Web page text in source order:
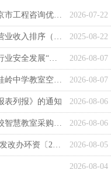
2026-07-22
喜讯！京延工程咨询有限公司在2026年北京市工程咨询优秀成果评选中喜获二等奖两项、三等奖九项！
2025-08-22
喜讯！我单位在《2024年度工程咨询单位营业收入排序（中型单位前100名）》排名全国39位！《2024年度工程咨询民营企业营业收入排序（前100名）》排名全国47位！
2026-08-07
工业和信息化部关于印发《民用爆炸物品行业安全发展“十五五”规划》的通知
2026-08-07
京延工程咨询有限公司关于贺州市八步区桂岭中学教室空调专线改造项目竞争性磋商公告
2026-08-06
表列报》的通知
2026-08-06
京延工程咨询有限公司关于八步区城区学校智慧教室采购项目成交结果公告
2026-08-05
【关于开展2026年全国生态日活动的通知(发改办环资〔2026〕520号)】-国家发展和改革委员会
2026-08-04